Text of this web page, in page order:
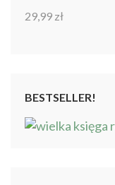
Oceniono
29,99 zł
BESTSELLER!